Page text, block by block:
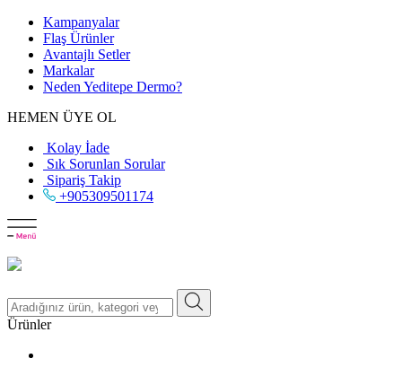
Kampanyalar
Flaş Ürünler
Avantajlı Setler
Markalar
Neden Yeditepe Dermo?
HEMEN ÜYE OL
Kolay İade
Sık Sorunlan Sorular
Sipariş Takip
+905309501174
Ürünler